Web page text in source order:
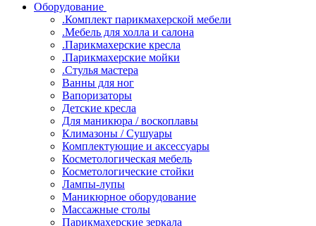
Оборудование
.Комплект парикмахерской мебели
.Мебель для холла и салона
.Парикмахерские кресла
.Парикмахерские мойки
.Стулья мастера
Ванны для ног
Вапоризаторы
Детские кресла
Для маникюра / воскоплавы
Климазоны / Сушуары
Комплектующие и аксессуары
Косметологическая мебель
Косметологические стойки
Лампы-лупы
Маникюрное оборудование
Массажные столы
Парикмахерские зеркала